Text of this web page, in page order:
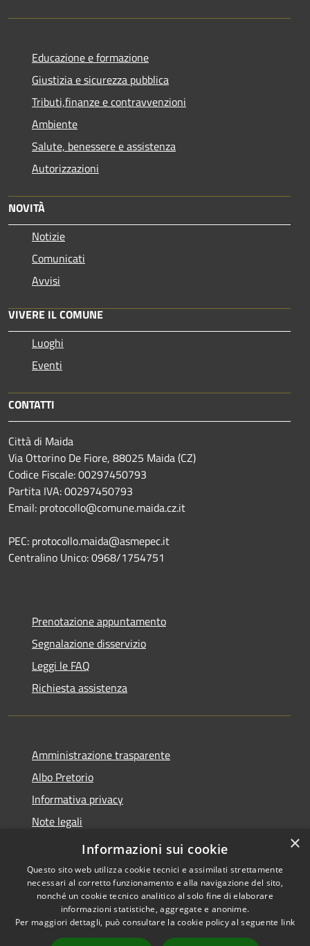
Educazione e formazione
Giustizia e sicurezza pubblica
Tributi,finanze e contravvenzioni
Ambiente
Salute, benessere e assistenza
Autorizzazioni
NOVITÀ
Notizie
Comunicati
Avvisi
VIVERE IL COMUNE
Luoghi
Eventi
CONTATTI
Città di Maida
Via Ottorino De Fiore, 88025 Maida (CZ)
Codice Fiscale: 00297450793
Partita IVA: 00297450793
Email: protocollo@comune.maida.cz.it
PEC: protocollo.maida@asmepec.it
Centralino Unico: 0968/1754751
Prenotazione appuntamento
Segnalazione disservizio
Leggi le FAQ
Richiesta assistenza
Amministrazione trasparente
Albo Pretorio
Informativa privacy
Note legali
Dichiarazione di accessibilità
Accessibility
Copyright © 2026 • Città di
Maida • Powered by
×
Informazioni sui cookie
Questo sito web utilizza cookie tecnici e assimilati strettamente
necessari al corretto funzionamento e alla navigazione del sito,
nonché un cookie tecnico analitico al solo fine di elaborare
informazioni statistiche, aggregate e anonime.
Per maggiori dettagli, può consultare la cookie policy al seguente link